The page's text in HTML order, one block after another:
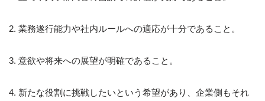
2. 業務遂行能力や社内ルールへの適応が十分であること。
3. 意欲や将来への展望が明確であること。
4. 新たな役割に挑戦したいという希望があり、企業側もそれ